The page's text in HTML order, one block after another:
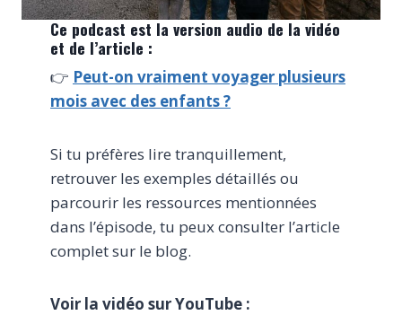
Ce podcast est la version audio de la vidéo
et de l’article :
👉 Peut-on vraiment voyager plusieurs
mois avec des enfants ?
Si tu préfères lire tranquillement,
retrouver les exemples détaillés ou
parcourir les ressources mentionnées
dans l’épisode, tu peux consulter l’article
complet sur le blog.
Voir la vidéo sur YouTube :